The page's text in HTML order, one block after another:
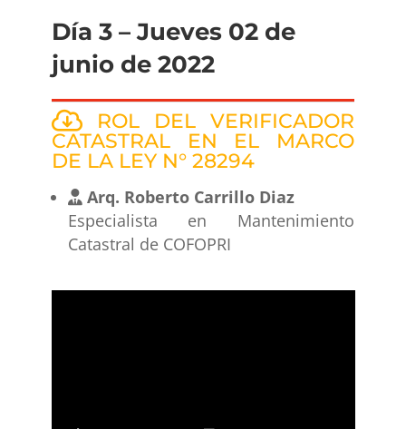
Día 3 – Jueves 02 de
junio de 2022
ROL DEL VERIFICADOR
CATASTRAL EN EL MARCO
DE LA LEY N° 28294
Arq. Roberto Carrillo Diaz
Especialista en Mantenimiento
Catastral de COFOPRI